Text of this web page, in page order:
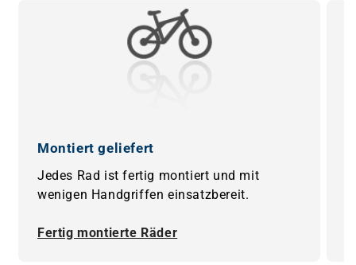
Montiert geliefert
Jedes Rad ist fertig montiert und mit
wenigen Handgriffen einsatzbereit.
Fertig montierte Räder